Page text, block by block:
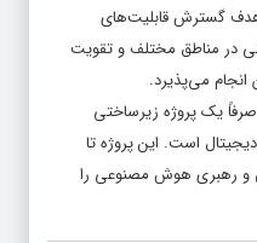
هدف گسترش قابلیت‌های
در مناطق مختلف و تقویت
می‌پذیرد.
صرفاً یک پروژه زیرساختی
است. این پروژه تا
و رهبری هوش مصنوعی را